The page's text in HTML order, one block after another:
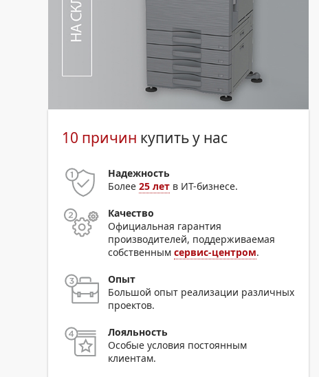
10 причин купить у нас
Надежность
Более25 лет в ИТ-бизнесе.
Качество
Официальная гарантия
производителей, поддерживаемая
собственнымсервис-центром.
Опыт
Большой опыт реализации различных
проектов.
Лояльность
Особые условия постоянным
клиентам.